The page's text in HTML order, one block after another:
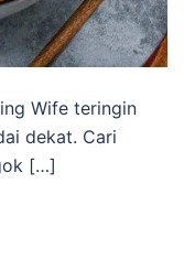
Wife teringin
dekat. Cari
[…]